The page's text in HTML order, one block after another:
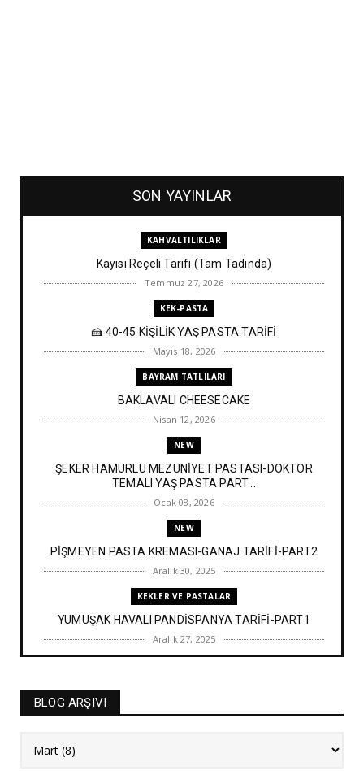
SON YAYINLAR
KAHVALTILIKLAR
Kayısı Reçeli Tarifi (Tam Tadında)
Temmuz 27, 2026
KEK-PASTA
🍰 40-45 KİŞİLİK YAŞ PASTA TARİFİ
Mayıs 18, 2026
BAYRAM TATLILARI
BAKLAVALI CHEESECAKE
Nisan 12, 2026
NEW
ŞEKER HAMURLU MEZUNİYET PASTASI-DOKTOR
TEMALI YAŞ PASTA PART...
Ocak 08, 2026
NEW
PİŞMEYEN PASTA KREMASI-GANAJ TARİFİ-PART2
Aralık 30, 2025
KEKLER VE PASTALAR
YUMUŞAK HAVALI PANDİSPANYA TARİFİ-PART1
Aralık 27, 2025
BLOG ARŞIVI